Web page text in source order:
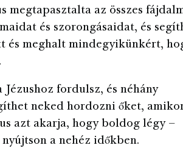
megtapasztalta az összes
és szorongásaidat, és
és meghalt mindegyikünkért,
fordulsz, és néhány
neked hordozni őket,
azt akarja, hogy boldog légy –
a nehéz időkben.